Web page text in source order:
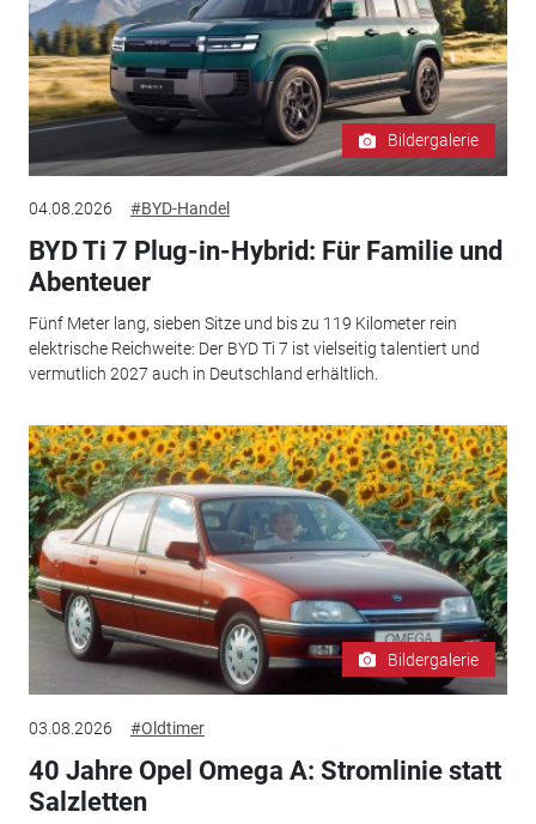
Bildergalerie
04.08.2026 #BYD-Handel
BYD Ti 7 Plug-in-Hybrid: Für Familie und
Abenteuer
Fünf Meter lang, sieben Sitze und bis zu 119 Kilometer rein
elektrische Reichweite: Der BYD Ti 7 ist vielseitig talentiert und
vermutlich 2027 auch in Deutschland erhältlich.
Bildergalerie
03.08.2026 #Oldtimer
40 Jahre Opel Omega A: Stromlinie statt
Salzletten